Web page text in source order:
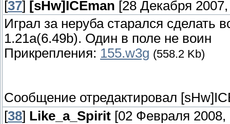
[37] [sHw]ICEman [28 Декабря
Играл за неруба старался сделать
1.21а(6.49b). Один в поле не воин
Прикрепления: 155.w3g (558.2 Kb)
Сообщение отредактировал
[38] Like_a_Spirit [02 Февраля 2008,